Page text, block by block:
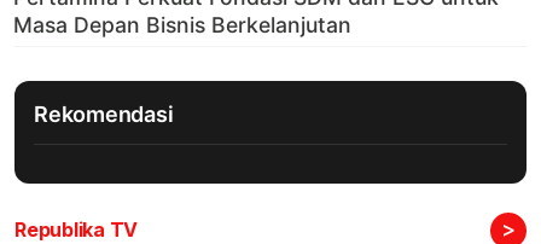
Rekomendasi
Republika TV >